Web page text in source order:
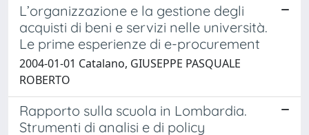
L’organizzazione e la gestione degli
acquisti di beni e servizi nelle università.
Le prime esperienze di e-procurement
2004-01-01 Catalano, GIUSEPPE PASQUALE
ROBERTO
Rapporto sulla scuola in Lombardia.
Strumenti di analisi e di policy